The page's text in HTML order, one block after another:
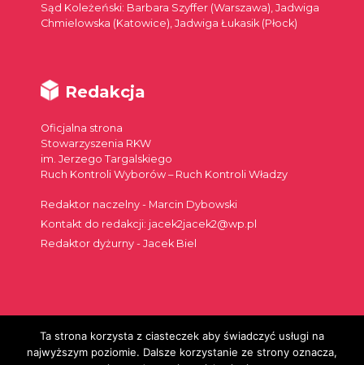
Sąd Koleżeński: Barbara Szyffer (Warszawa), Jadwiga
Chmielowska (Katowice), Jadwiga Łukasik (Płock)
Redakcja
Oficjalna strona
Stowarzyszenia RKW
im. Jerzego Targalskiego
Ruch Kontroli Wyborów – Ruch Kontroli Władzy
Redaktor naczelny - Marcin Dybowski
Kontakt do redakcji: jacek2jacek2@wp.pl
Redaktor dyżurny - Jacek Biel
Szukaj:
Ta strona korzysta z ciasteczek aby świadczyć usługi na
najwyższym poziomie. Dalsze korzystanie ze strony oznacza,